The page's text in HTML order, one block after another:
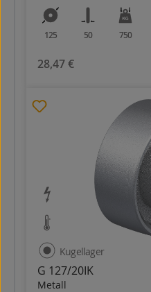
125 50 750
28,47 €
G 127/20IK
Metall
Kugellager